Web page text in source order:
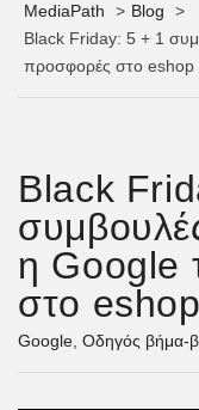
MediaPath
Blog
Black Friday: 5 + 1
προσφορές στο eshop
Black
η Google
στο
Google Οδηγός βήμα-